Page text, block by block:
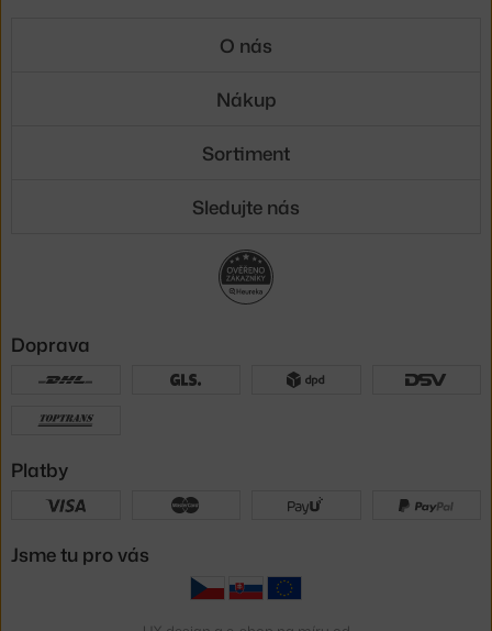
O nás
Nákup
Sortiment
Sledujte nás
Doprava
Platby
Jsme tu pro vás